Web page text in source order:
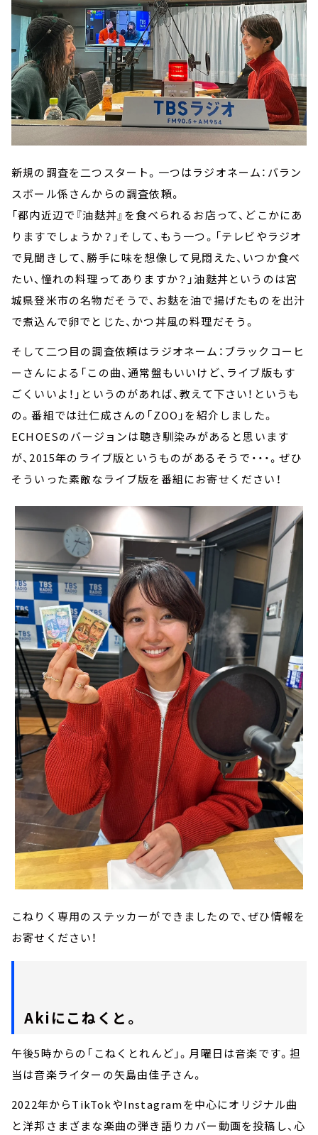
新規の調査を二つスタート。一つはラジオネーム：バラン
スボール係さんからの調査依頼。
「都内近辺で『油麩丼』を食べられるお店って、どこかにあ
りますでしょうか？」そして、もう一つ。「テレビやラジオ
で見聞きして、勝手に味を想像して見悶えた、いつか食べ
たい、憧れの料理ってありますか？」油麩丼というのは宮
城県登米市の名物だそうで、お麩を油で揚げたものを出汁
で煮込んで卵でとじた、かつ丼風の料理だそう。
そして二つ目の調査依頼はラジオネーム：ブラックコーヒ
ーさんによる「この曲、通常盤もいいけど、ライブ版もす
ごくいいよ！」というのがあれば、教えて下さい！というも
の。番組では辻仁成さんの「ZOO」を紹介しました。
ECHOESのバージョンは聴き馴染みがあると思います
が、2015年のライブ版というものがあるそうで・・・。ぜひ
そういった素敵なライブ版を番組にお寄せください！
こねりく専用のステッカーができましたので、ぜひ情報を
お寄せください！
Akiにこねくと。
午後5時からの「こねくとれんど」。月曜日は音楽です。担
当は音楽ライターの矢島由佳子さん。
2022年からTikTokやInstagramを中心にオリジナル曲
と洋邦さまざまな楽曲の弾き語りカバー動画を投稿し、心